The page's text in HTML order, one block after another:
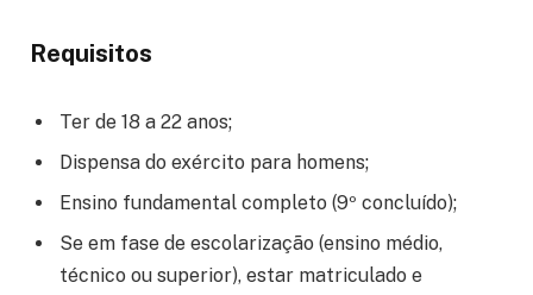
Requisitos
Ter de 18 a 22 anos;
Dispensa do exército para homens;
Ensino fundamental completo (9º concluído);
Se em fase de escolarização (ensino médio,
técnico ou superior), estar matriculado e